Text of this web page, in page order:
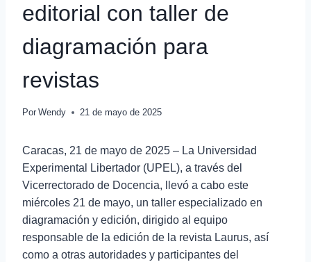
editorial con taller de
diagramación para
revistas
Por Wendy 21 de mayo de 2025
Caracas, 21 de mayo de 2025 – La Universidad
Experimental Libertador (UPEL), a través del
Vicerrectorado de Docencia, llevó a cabo este
miércoles 21 de mayo, un taller especializado en
diagramación y edición, dirigido al equipo
responsable de la edición de la revista Laurus, así
como a otras autoridades y participantes del